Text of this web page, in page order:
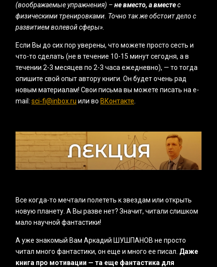
(воображаемые упражнения) – не вместо, а вместес
физическими тренировками. Точно так же обстоит дело с
развитием волевой сферы».
Если Вы до сих пор уверены, что можете просто сесть и
что-то сделать (не в течение 10-15 минут сегодня, а в
течении 2-3 месяцев по 2-3 часа ежедневно), — то тогда
опишите свой опыт автору книги. Он будет очень рад
новым материалам! Свои письма вы можете писать на e-
mail: sci-fi@inbox.ru или во ВКонтакте
Все когда-то мечтали полететь к звездам или открыть
новую планету. А Вы разве нет? Значит, читали слишком
мало научной фантастики!
А уже знакомый Вам Аркадий ШУШПАНОВ не просто
читал много фантастики, он еще и много ее писал. Даже
книга про мотивации — та еще фантастика для